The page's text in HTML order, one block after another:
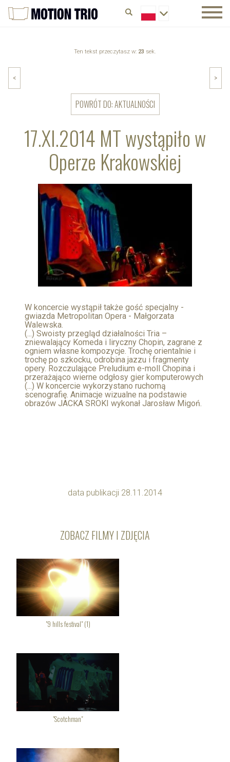
Ten tekst przeczytasz w: 23 sek.
17.XI.2014 MT wystąpiło w
Operze Krakowskiej
< >
POWRÓT DO: AKTUALNOŚCI
W koncercie wystąpił także gość specjalny -
gwiazda Metropolitan Opera - Małgorzata
Walewska.
(...) Swoisty przegląd działalności Tria –
zniewalający Komeda i liryczny Chopin, zagrane z
ogniem własne kompozycje. Trochę orientalnie i
trochę po szkocku, odrobina jazzu i fragmenty
opery. Rozczulające Preludium e-moll Chopina i
przerażająco wierne odgłosy gier komputerowych
(...) W koncercie wykorzystano ruchomą
scenografię. Animacje wizualne na podstawie
obrazów JACKA SROKI wykonał Jarosław Migoń.
data publikacji 28.11.2014
ZOBACZ FILMY I ZDJĘCIA
"9 hills festival" (1)
"Scotchman"